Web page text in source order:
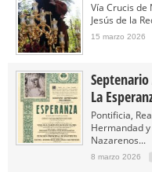
Vía Crucis de
Jesús de la
15 marzo 2026
Septenario
La
Pontificia,
Hermandad
Nazarenos...
8 marzo 2026